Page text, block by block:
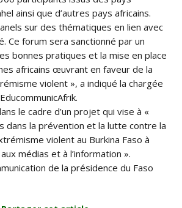
ainsi que d’autres pays africains.
sur des thématiques en lien avec
Ce forum sera sanctionné par un
bonnes pratiques et la mise en place
africains œuvrant en faveur de la
violent », a indiqué la chargée
le cadre d’un projet qui vise à «
dans la prévention et la lutte contre la
violent au Burkina Faso à
médias et à l’information ».
de la présidence du Faso